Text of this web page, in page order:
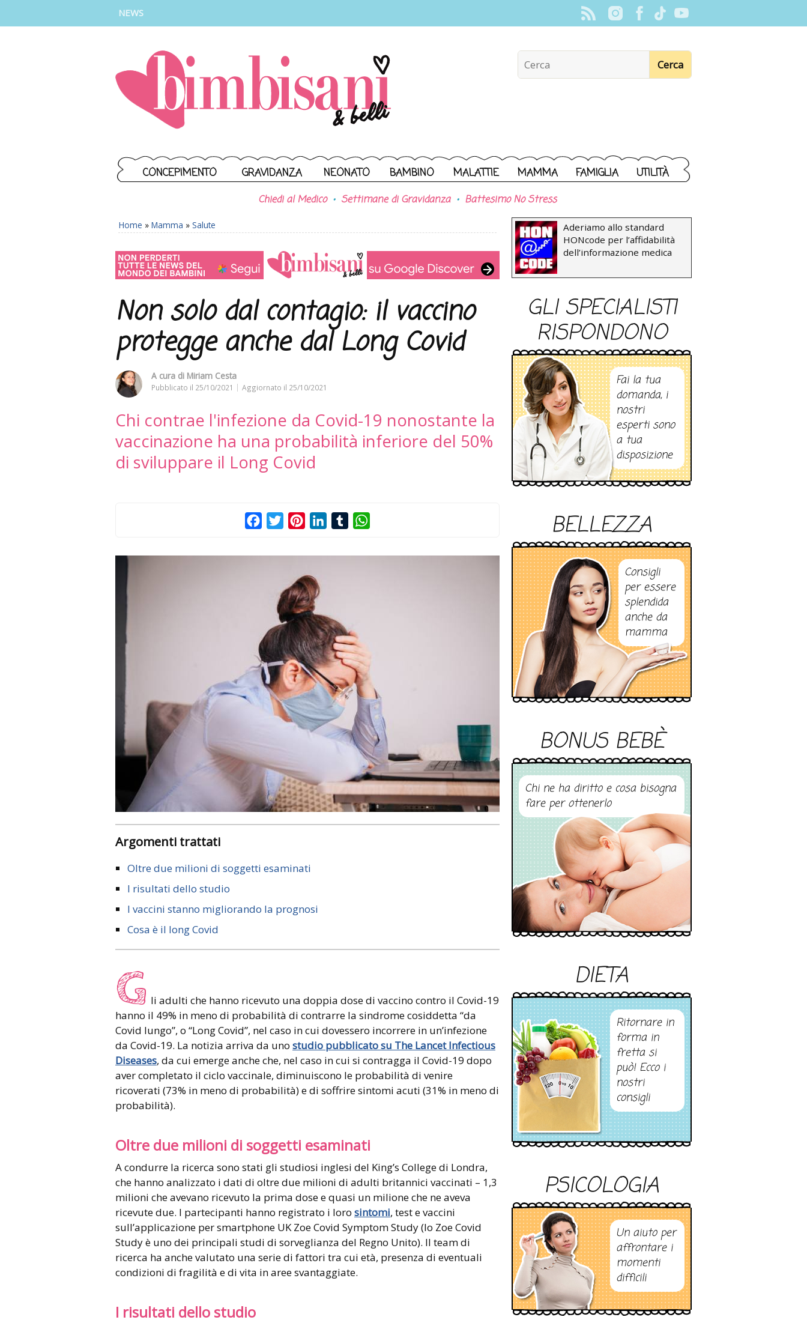
NEWS
CONCEPIMENTO GRAVIDANZA NEONATO BAMBINO MALATTIE MAMMA FAMIGLIA UTILITÀ
Chiedi al Medico Settimane di Gravidanza Battesimo No Stress
Home » Mamma » Salute
Non solo dal contagio: il vaccino
protegge anche dal Long Covid
A cura di Miriam Cesta
Pubblicato il 25/10/2021 Aggiornato il 25/10/2021
Chi contrae l'infezione da Covid-19 nonostante la
vaccinazione ha una probabilità inferiore del 50%
di sviluppare il Long Covid
FacebookTwitterPinterestLinkedInTumblr
Argomenti trattati
Oltre due milioni di soggetti esaminati
I risultati dello studio
I vaccini stanno migliorando la prognosi
Cosa è il long Covid
G li adulti che hanno ricevuto una doppia dose di vaccino contro il Covid-19
hanno il 49% in meno di probabilità di contrarre la sindrome cosiddetta “da
Covid lungo”, o “Long Covid”, nel caso in cui dovessero incorrere in un’infezione
da Covid-19. La notizia arriva da uno studio pubblicato su The Lancet Infectious
Diseases, da cui emerge anche che, nel caso in cui si contragga il Covid-19 dopo
aver completato il ciclo vaccinale, diminuiscono le probabilità di venire
ricoverati (73% in meno di probabilità) e di soffrire sintomi acuti (31% in meno di
probabilità).
Oltre due milioni di soggetti esaminati
A condurre la ricerca sono stati gli studiosi inglesi del King’s College di Londra,
che hanno analizzato i dati di oltre due milioni di adulti britannici vaccinati – 1,3
milioni che avevano ricevuto la prima dose e quasi un milione che ne aveva
ricevute due. I partecipanti hanno registrato i loro sintomi, test e vaccini
sull’applicazione per smartphone UK Zoe Covid Symptom Study (lo Zoe Covid
Study è uno dei principali studi di sorveglianza del Regno Unito). Il team di
ricerca ha anche valutato una serie di fattori tra cui età, presenza di eventuali
condizioni di fragilità e di vita in aree svantaggiate.
I risultati dello studio
Aderiamo allo standard
HONcode per l’affidabilità
dell’informazione medica
GLI SPECIALISTI
RISPONDONO
Fai la tua
domanda, i
nostri
esperti sono
a tua
disposizione
BELLEZZA
Consigli
per essere
splendida
anche da
mamma
BONUS BEBÈ
Chi ne ha diritto e cosa bisogna
fare per ottenerlo
DIETA
Ritornare in
forma in
fretta si
può! Ecco i
nostri
consigli
PSICOLOGIA
Un aiuto per
affrontare i
momenti
difficili